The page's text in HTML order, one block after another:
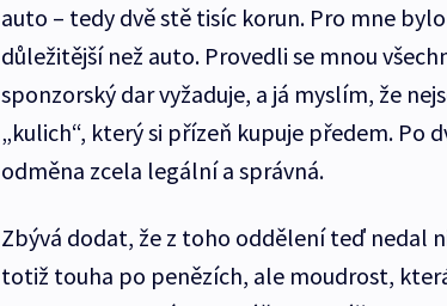
auto – tedy dvě stě tisíc korun. Pro mne
důležitější než auto. Provedli se mnou
sponzorský dar vyžaduje, a já myslím, že
„kulich“, který si přízeň kupuje předem. Po
odměna zcela legální a správná.
Zbývá dodat, že z toho oddělení teď nedal
totiž touha po penězích, ale moudrost,